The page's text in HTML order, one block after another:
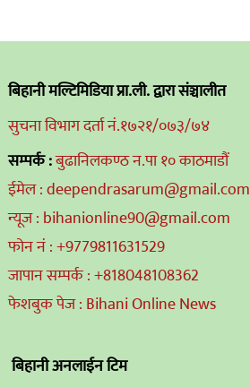
बिहानी मल्टिमिडिया प्रा.ली. द्वारा संञ्चालीत
सुचना विभाग दर्ता नं.१७२१/०७३/७४
सम्पर्क :बुढानिलकण्ठ न.पा १० काठमाडौं
ईमेल : deependrasarum@gmail.com
न्यूज : bihanionline90@gmail.com
फोन नं : +9779811631529
जापान सम्पर्क : +818048108362
फेशबुक पेज : Bihani Online News
बिहानी अनलाईन टिम